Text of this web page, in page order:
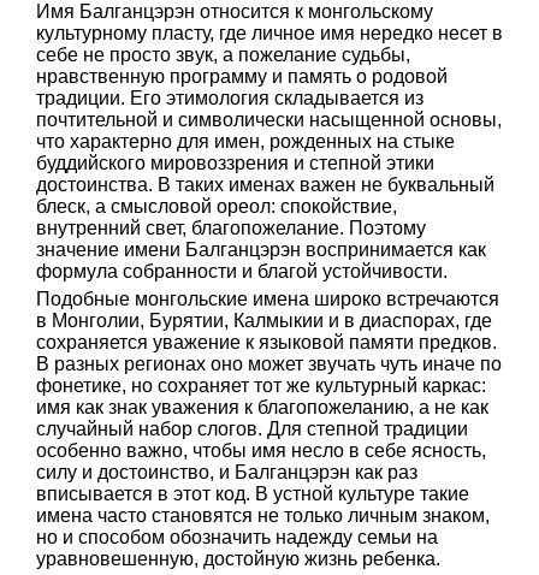
Имя Балганцэрэн относится к монгольскому
культурному пласту, где личное имя нередко несет в
себе не просто звук, а пожелание судьбы,
нравственную программу и память о родовой
традиции. Его этимология складывается из
почтительной и символически насыщенной основы,
что характерно для имен, рожденных на стыке
буддийского мировоззрения и степной этики
достоинства. В таких именах важен не буквальный
блеск, а смысловой ореол: спокойствие,
внутренний свет, благопожелание. Поэтому
значение имени Балганцэрэн воспринимается как
формула собранности и благой устойчивости.
Подобные монгольские имена широко встречаются
в Монголии, Бурятии, Калмыкии и в диаспорах, где
сохраняется уважение к языковой памяти предков.
В разных регионах оно может звучать чуть иначе по
фонетике, но сохраняет тот же культурный каркас:
имя как знак уважения к благопожеланию, а не как
случайный набор слогов. Для степной традиции
особенно важно, чтобы имя несло в себе ясность,
силу и достоинство, и Балганцэрэн как раз
вписывается в этот код. В устной культуре такие
имена часто становятся не только личным знаком,
но и способом обозначить надежду семьи на
уравновешенную, достойную жизнь ребенка.